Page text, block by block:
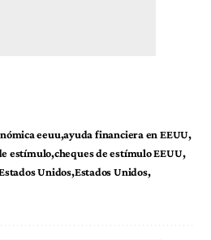
eeuu ayuda financiera en EEUU
estímulo cheques de estímulo EEUU
Unidos Estados Unidos